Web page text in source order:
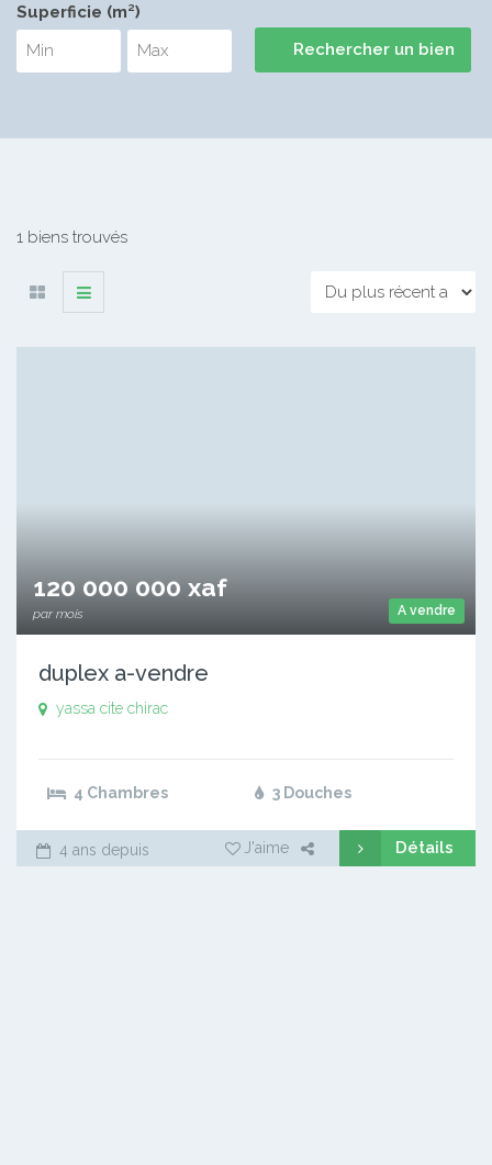
Superficie (m²)
1 biens trouvés
A vendre
120 000 000 xaf
par mois
duplex a-vendre
yassa cite chirac
4 Chambres 3 Douches
4 ans depuis J'aime Détails